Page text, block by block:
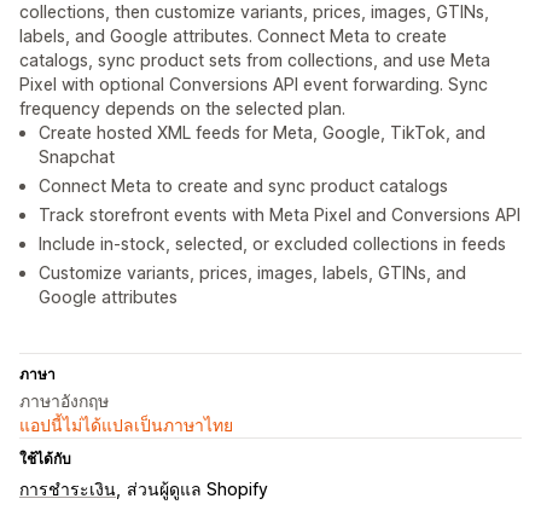
collections, then customize variants, prices, images, GTINs,
labels, and Google attributes. Connect Meta to create
catalogs, sync product sets from collections, and use Meta
Pixel with optional Conversions API event forwarding. Sync
frequency depends on the selected plan.
Create hosted XML feeds for Meta, Google, TikTok, and
Snapchat
Connect Meta to create and sync product catalogs
Track storefront events with Meta Pixel and Conversions API
Include in-stock, selected, or excluded collections in feeds
Customize variants, prices, images, labels, GTINs, and
Google attributes
ภาษา
ภาษาอังกฤษ
แอปนี้ไม่ได้แปลเป็นภาษาไทย
ใช้ได้กับ
การชำระเงิน ส่วนผู้ดูแล Shopify